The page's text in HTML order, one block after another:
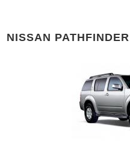
NISSAN